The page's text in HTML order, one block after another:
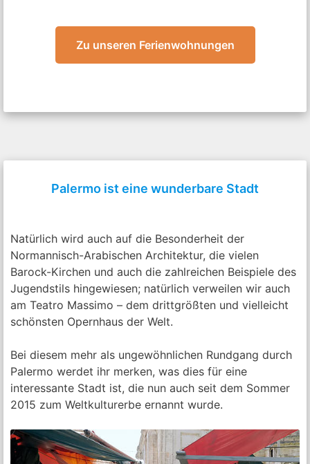
Zu unseren Ferienwohnungen
Palermo ist eine wunderbare Stadt
Natürlich wird auch auf die Besonderheit der
Normannisch-Arabischen Architektur, die vielen
Barock-Kirchen und auch die zahlreichen Beispiele des
Jugendstils hingewiesen; natürlich verweilen wir auch
am Teatro Massimo – dem drittgrößten und vielleicht
schönsten Opernhaus der Welt.
Bei diesem mehr als ungewöhnlichen Rundgang durch
Palermo werdet ihr merken, was dies für eine
interessante Stadt ist, die nun auch seit dem Sommer
2015 zum Weltkulturerbe ernannt wurde.